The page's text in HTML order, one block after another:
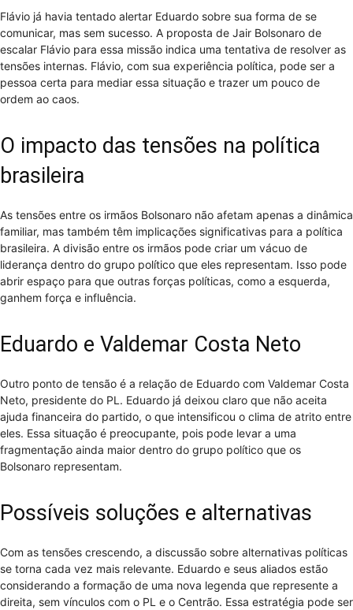
Flávio já havia tentado alertar Eduardo sobre sua forma de se
comunicar, mas sem sucesso. A proposta de Jair Bolsonaro de
escalar Flávio para essa missão indica uma tentativa de resolver as
tensões internas. Flávio, com sua experiência política, pode ser a
pessoa certa para mediar essa situação e trazer um pouco de
ordem ao caos.
O impacto das tensões na política
brasileira
As tensões entre os irmãos Bolsonaro não afetam apenas a dinâmica
familiar, mas também têm implicações significativas para a política
brasileira. A divisão entre os irmãos pode criar um vácuo de
liderança dentro do grupo político que eles representam. Isso pode
abrir espaço para que outras forças políticas, como a esquerda,
ganhem força e influência.
Eduardo e Valdemar Costa Neto
Outro ponto de tensão é a relação de Eduardo com Valdemar Costa
Neto, presidente do PL. Eduardo já deixou claro que não aceita
ajuda financeira do partido, o que intensificou o clima de atrito entre
eles. Essa situação é preocupante, pois pode levar a uma
fragmentação ainda maior dentro do grupo político que os
Bolsonaro representam.
Possíveis soluções e alternativas
Com as tensões crescendo, a discussão sobre alternativas políticas
se torna cada vez mais relevante. Eduardo e seus aliados estão
considerando a formação de uma nova legenda que represente a
direita, sem vínculos com o PL e o Centrão. Essa estratégia pode ser